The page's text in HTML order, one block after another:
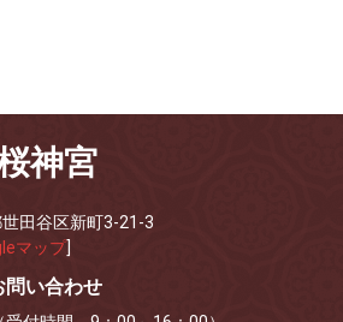
神宮
田谷区新町3-21-3
マップ]
問い合わせ